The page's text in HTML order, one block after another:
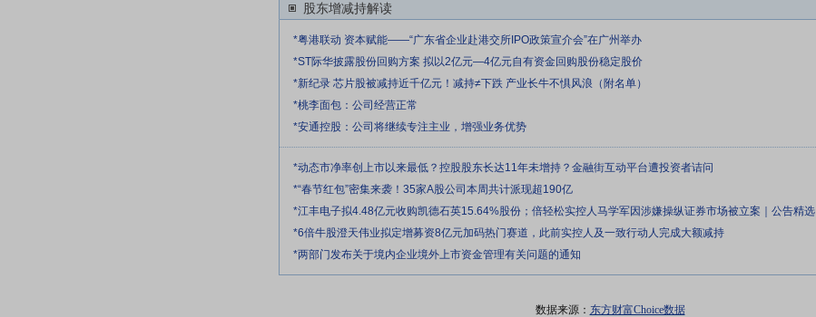
股东增减持解读
*粤港联动 资本赋能——“广东省企业赴港交所IPO政策宣介会”在广州举办
*ST际华披露股份回购方案 拟以2亿元—4亿元自有资金回购股份稳定股价
*新纪录 芯片股被减持近千亿元！减持≠下跌 产业长牛不惧风浪（附名单）
*桃李面包：公司经营正常
*安通控股：公司将继续专注主业，增强业务优势
*动态市净率创上市以来最低？控股股东长达11年未增持？金融街互动平台遭投资者诘问
*“春节红包”密集来袭！35家A股公司本周共计派现超190亿
*江丰电子拟4.48亿元收购凯德石英15.64%股份；倍轻松实控人马学军因涉嫌操纵证券市场被立案｜公告精选
*6倍牛股澄天伟业拟定增募资8亿元加码热门赛道，此前实控人及一致行动人完成大额减持
*两部门发布关于境内企业境外上市资金管理有关问题的通知
数据来源： 东方财富Choice数据